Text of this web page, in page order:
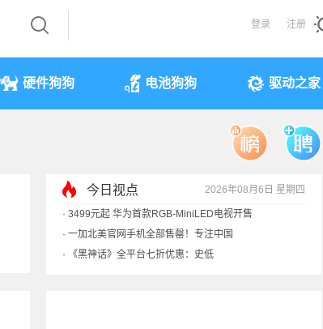
登录 注册
硬件狗狗 电池狗狗 驱动之家
今日视点
2026年08月6日 星期四
· 3499元起 华为首款RGB-MiniLED电视开售
一加北美官网手机全部售罄！专注中国
《黑神话》全平台七折优惠：史低
显卡一夜涨价40%！原价预售订单直接作废